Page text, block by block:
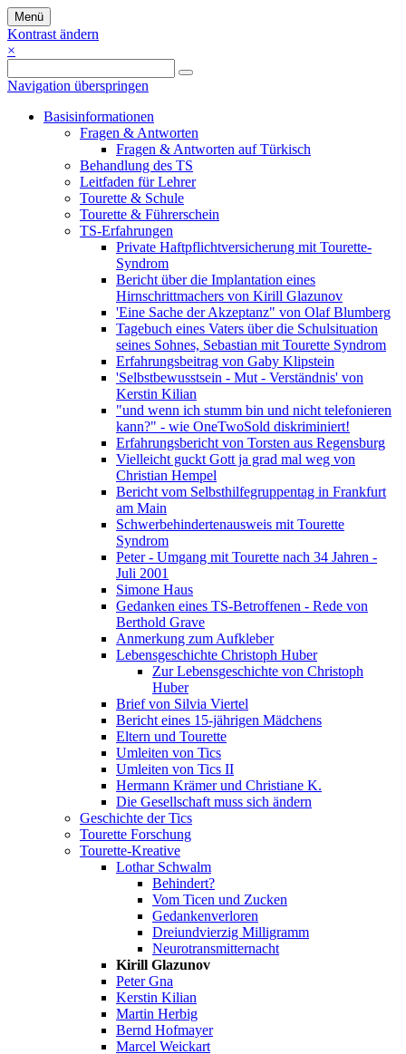
Menü
Kontrast ändern
×
Navigation überspringen
Basisinformationen
Fragen & Antworten
Fragen & Antworten auf Türkisch
Behandlung des TS
Leitfaden für Lehrer
Tourette & Schule
Tourette & Führerschein
TS-Erfahrungen
Private Haftpflichtversicherung mit Tourette-
Syndrom
Bericht über die Implantation eines
Hirnschrittmachers von Kirill Glazunov
'Eine Sache der Akzeptanz" von Olaf Blumberg
Tagebuch eines Vaters über die Schulsituation
seines Sohnes, Sebastian mit Tourette Syndrom
Erfahrungsbeitrag von Gaby Klipstein
'Selbstbewusstsein - Mut - Verständnis' von
Kerstin Kilian
"und wenn ich stumm bin und nicht telefonieren
kann?" - wie OneTwoSold diskriminiert!
Erfahrungsbericht von Torsten aus Regensburg
Vielleicht guckt Gott ja grad mal weg von
Christian Hempel
Bericht vom Selbsthilfegruppentag in Frankfurt
am Main
Schwerbehindertenausweis mit Tourette
Syndrom
Peter - Umgang mit Tourette nach 34 Jahren -
Juli 2001
Simone Haus
Gedanken eines TS-Betroffenen - Rede von
Berthold Grave
Anmerkung zum Aufkleber
Lebensgeschichte Christoph Huber
Zur Lebensgeschichte von Christoph
Huber
Brief von Silvia Viertel
Bericht eines 15-jährigen Mädchens
Eltern und Tourette
Umleiten von Tics
Umleiten von Tics II
Hermann Krämer und Christiane K.
Die Gesellschaft muss sich ändern
Geschichte der Tics
Tourette Forschung
Tourette-Kreative
Lothar Schwalm
Behindert?
Vom Ticen und Zucken
Gedankenverloren
Dreiundvierzig Milligramm
Neurotransmitternacht
Kirill Glazunov
Peter Gna
Kerstin Kilian
Martin Herbig
Bernd Hofmayer
Marcel Weickart